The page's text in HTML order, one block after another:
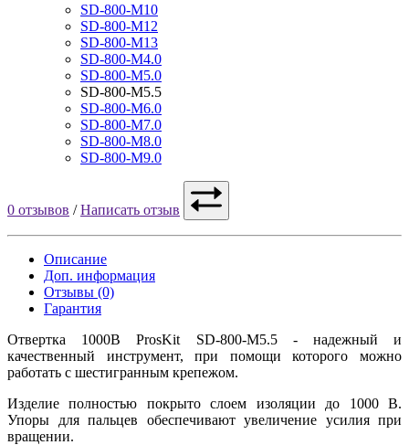
SD-800-M10
SD-800-M12
SD-800-M13
SD-800-M4.0
SD-800-M5.0
SD-800-M5.5
SD-800-M6.0
SD-800-M7.0
SD-800-M8.0
SD-800-M9.0
0 отзывов /Написать отзыв
Описание
Доп. информация
Отзывы (0)
Гарантия
Отвертка 1000В ProsKit SD-800-M5.5 - надежный и
качественный инструмент, при помощи которого можно
работать с шестигранным крепежом.
Изделие полностью покрыто слоем изоляции до 1000 В.
Упоры для пальцев обеспечивают увеличение усилия при
вращении.